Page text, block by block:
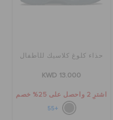
حذاء كلوغ كلاسيك للأطفال
KWD 13.000
اشترِ 2 واحصل على 25% خصم
+55